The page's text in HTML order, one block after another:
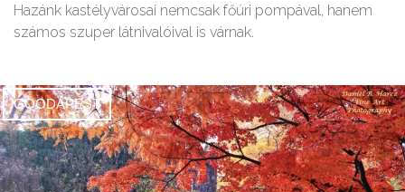
Hazánk kastélyvárosai nemcsak főúri pompával, hanem
számos szuper látnivalóival is várnak.
GOODAPEST